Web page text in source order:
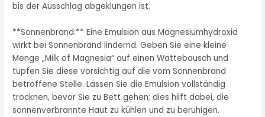
bis der Ausschlag abgeklungen ist.
**Sonnenbrand:** Eine Emulsion aus Magnesiumhydroxid
wirkt bei Sonnenbrand lindernd. Geben Sie eine kleine
Menge „Milk of Magnesia“ auf einen Wattebausch und
tupfen Sie diese vorsichtig auf die vom Sonnenbrand
betroffene Stelle. Lassen Sie die Emulsion vollständig
trocknen, bevor Sie zu Bett gehen; dies hilft dabei, die
sonnenverbrannte Haut zu kühlen und zu beruhigen.